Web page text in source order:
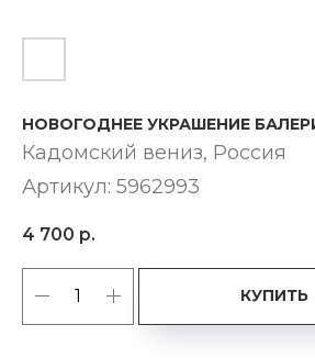
НОВОГОДНЕЕ УКРАШЕНИЕ
Кадомский вениз​, Россия
Артикул: 5962993
4 700 р.
КУПИТЬ